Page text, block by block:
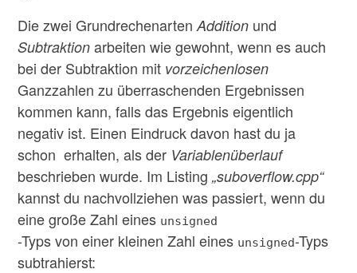
Die zwei GrundrechenartenAddition und
Subtraktion arbeiten wie gewohnt, wenn es auch
bei der Subtraktion mit vorzeichenlosen
Ganzzahlen zu überraschenden Ergebnissen
kommen kann, falls das Ergebnis eigentlich
negativ ist. Einen Eindruck davon hast du ja
schon erhalten, als der Variablenüberlauf
beschrieben wurde. Im Listing„suboverflow.cpp“
kannst du nachvollziehen was passiert, wenn du
eine große Zahl eines unsigned
-Typs von einer kleinen Zahl eines unsigned-Typs
subtrahierst: